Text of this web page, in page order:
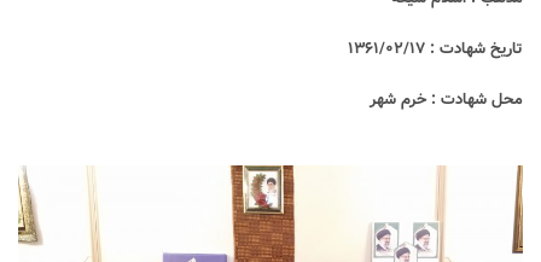
تاریخ شهادت : ١٣۶١/۰٢/١٧
محل شهادت :خرم شهر